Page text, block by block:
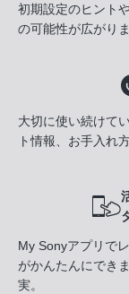
初期設定のヒント
の可能性が広がりま
大切に使い続けて
ト情報、お手入れ
My Sonyアプリで
がかんたんにでき
実。